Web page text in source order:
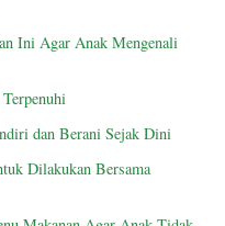
Ini Agar Anak Mengenali
dan Berani Sejak Dini
Dilakukan Bersama